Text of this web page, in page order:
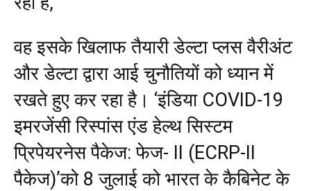
वह इसके खिलाफ तैयारी डेल्टा प्लस वैरीअंट
और डेल्टा द्वारा आई चुनौतियों को ध्यान में
रखते हुए कर रहा है। ‘इंडिया COVID-19
इमरजेंसी रिस्पांस एंड हेल्थ सिस्टम
प्रिपेयरनेस पैकेज: फेज- II (ECRP-II
पैकेज)’को 8 जुलाई को भारत के कैबिनेट के